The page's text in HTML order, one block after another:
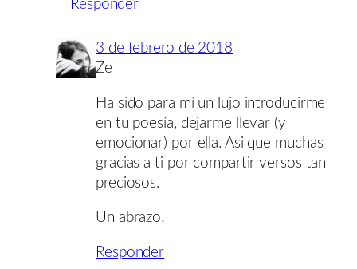
Responder
3 de febrero de 2018
Ze
Ha sido para mí un lujo introducirme
en tu poesía, dejarme llevar (y
emocionar) por ella. Asi que muchas
gracias a ti por compartir versos tan
preciosos.
Un abrazo!
Responder